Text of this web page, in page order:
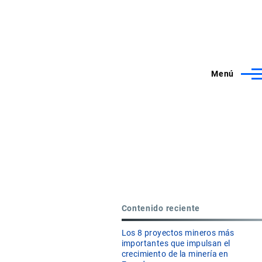
Menú
Contenido reciente
Los 8 proyectos mineros más
importantes que impulsan el
crecimiento de la minería en